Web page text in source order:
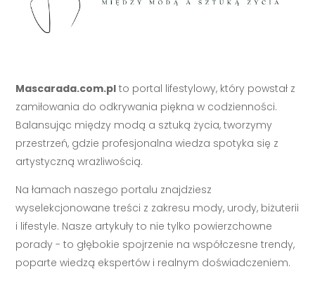
Mascarada.com.pl to portal lifestylowy, który powstał z
zamiłowania do odkrywania piękna w codzienności.
Balansując między modą a sztuką życia, tworzymy
przestrzeń, gdzie profesjonalna wiedza spotyka się z
artystyczną wrażliwością.
Na łamach naszego portalu znajdziesz
wyselekcjonowane treści z zakresu mody, urody, biżuterii
i lifestyle. Nasze artykuły to nie tylko powierzchowne
porady - to głębokie spojrzenie na współczesne trendy,
poparte wiedzą ekspertów i realnym doświadczeniem.